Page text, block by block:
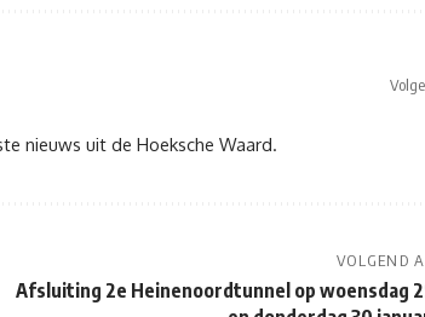
nieuws uit de Hoeksche Waard.
VOLGEND
Afsluiting 2e Heinenoordtunnel op woensdag